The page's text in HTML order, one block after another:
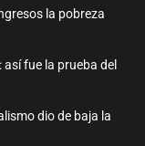
la pobreza
fue la prueba del
dio de baja la